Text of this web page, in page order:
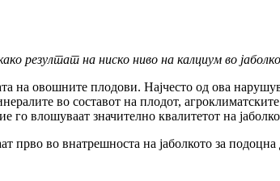
резултат на ниско ниво на калциум во
на овошните плодови. Најчесто од ова
во составот на плодот,
влошуваат значително квалитетот на
прво во внатрешноста на јаболкото за